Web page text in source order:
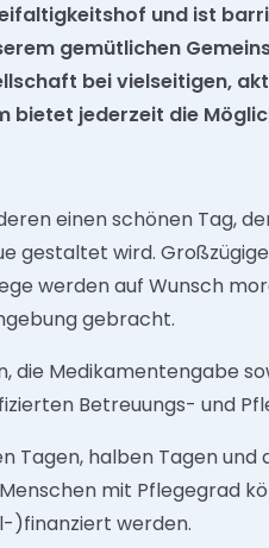
und ist
gemütlichen
bei vielseitigen,
bietet jederzeit die
einen schönen Tag,
gestaltet wird.
werden auf Wunsch
gebracht.
Medikamentengabe
Betreuungs- und
Tagen, halben Tagen und
mit Pflegegrad
)finanziert werden.